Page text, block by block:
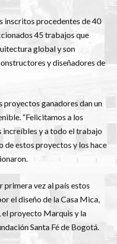
inscritos procedentes de 40
45 trabajos que
global y son
y diseñadores de
proyectos ganadores dan un
“Felicitamos a los
increíbles y a todo el trabajo
de estos proyectos y los hace
primera vez al país estos
el diseño de la Casa Mica,
proyecto Marquis y la
Santa Fé de Bogotá.